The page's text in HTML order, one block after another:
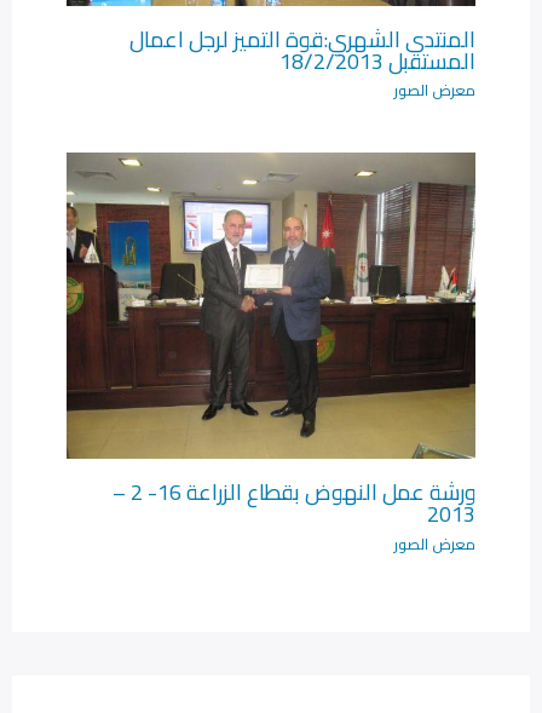
المنتدى الشهري:قوة التميز لرجل اعمال
المستقبل 18/2/2013
معرض الصور
ورشة عمل النهوض بقطاع الزراعة 16- 2 –
2013
معرض الصور